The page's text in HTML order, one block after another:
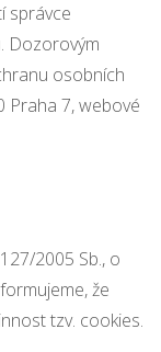
správce
Dozorovým
osobních
Praha 7, webové
2005 Sb., o
že
tzv. cookies.